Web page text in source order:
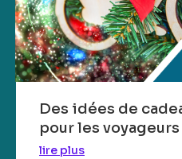
Des idées de
pour les voyageurs
lire plus